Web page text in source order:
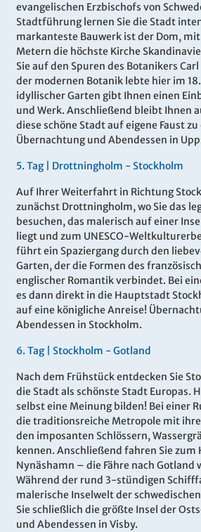
evangelischen Erzbischofs von
Stadtführung lernen Sie die Stadt
markanteste Bauwerk ist der Dom,
Metern die höchste Kirche
Sie auf den Spuren des Botanikers
der modernen Botanik lebte hier im
idyllischer Garten gibt Ihnen einen
und Werk. Anschließend bleibt Ihnen
diese schöne Stadt auf eigene Faust
Übernachtung und Abendessen in
5. Tag | Drottningholm - Stockholm
Auf Ihrer Weiterfahrt in Richtung
zunächst Drottningholm, wo Sie das
besuchen, das malerisch auf einer
liegt und zum UNESCO-
führt ein Spaziergang durch den
Garten, der die Formen des
englischer Romantik verbindet. Bei
es dann direkt in die Hauptstadt
auf eine königliche Anreise!
Abendessen in Stockholm.
6. Tag | Stockholm - Gotland
Nach dem Frühstück entdecken Sie
die Stadt als schönste Stadt Europas.
selbst eine Meinung bilden! Bei einer
die traditionsreiche Metropole mit
den imposanten Schlössern,
kennen. Anschließend fahren Sie zum
Nynäshamn – die Fähre nach Gotland
Während der rund 3-stündigen
malerische Inselwelt der
Sie schließlich die größte Insel der
und Abendessen in Visby.